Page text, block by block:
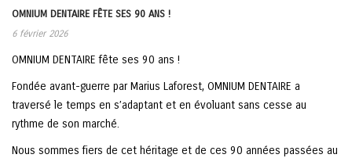
OMNIUM DENTAIRE FÊTE SES 90 ANS !
6 février 2026
OMNIUM DENTAIRE fête ses 90 ans !
Fondée avant-guerre par Marius Laforest, OMNIUM DENTAIRE a
traversé le temps en s’adaptant et en évoluant sans cesse au
rythme de son marché.
Nous sommes fiers de cet héritage et de ces 90 années passées au